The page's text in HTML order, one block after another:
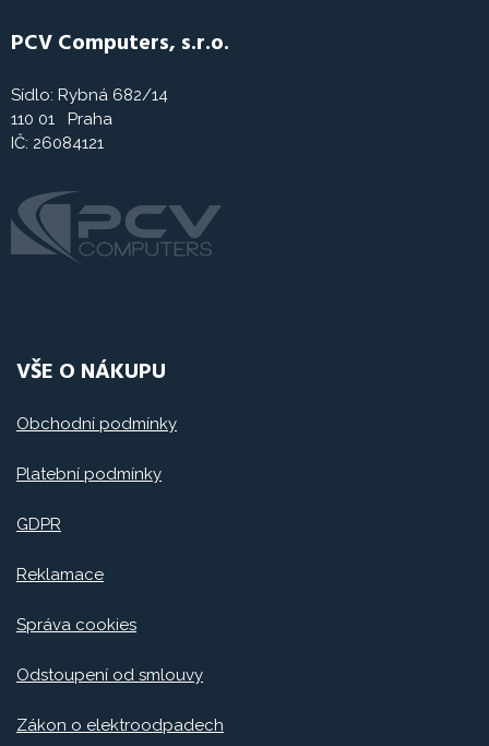
PCV Computers, s.r.o.
Sídlo: Rybná 682/14
110 01 Praha
IČ: 26084121
VŠE O NÁKUPU
Obchodní podmínky
Platební podmínky
GDPR
Reklamace
Správa cookies
Odstoupení od smlouvy
Zákon o elektroodpadech